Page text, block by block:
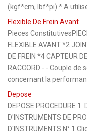
(kgf*cm, lbf*pi) * A utilise
Flexible De Frein Avant
Pieces
FLEXIBLE AVANT *2
DE FREIN *4 CAPTEUR
RACCORD - - Couple
concernant la performanc
Depose
DEPOSE PROCEDURE 1.
D'INSTRUMENTS DE
D'INSTRUMENTS N° 1